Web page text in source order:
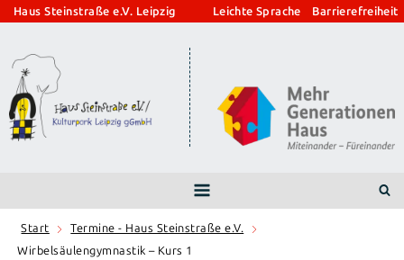
Zum
springen
Haus Steinstraße e.V. Leipzig Leichte Sprache Barrierefreiheit
Start
Termine - Haus Steinstraße e.V.
Wirbelsäulengymnastik – Kurs 1